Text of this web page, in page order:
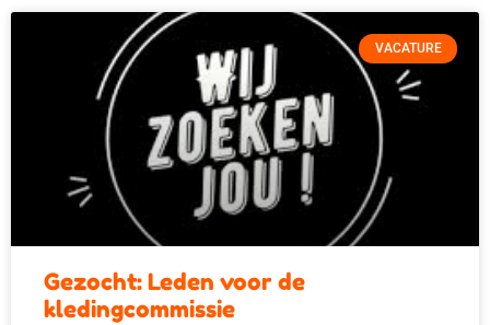
VACATURE
Gezocht: Leden voor de
kledingcommissie